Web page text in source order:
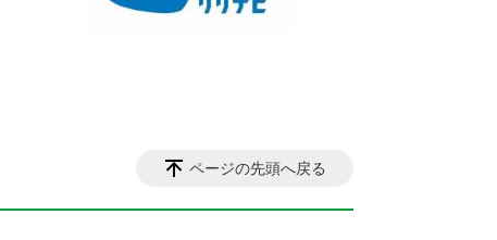
ページの先頭へ戻る